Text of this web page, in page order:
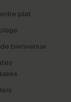
plat
bienvenue